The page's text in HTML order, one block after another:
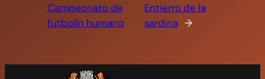
Campeonato de
futbolín humano
Entierro de la
sardina →